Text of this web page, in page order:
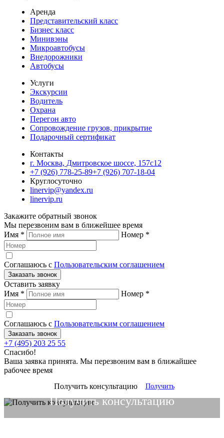
Аренда
Представительский класс
Бизнес класс
Минивэны
Микроавтобусы
Внедорожники
Автобусы
Услуги
Экскурсии
Водитель
Охрана
Перегон авто
Сопровождение грузов, прикрытие
Подарочный сертификат
Контакты
г. Москва, Дмитровское шоссе, 157c12
+7 (926) 778-25-89+7 (926) 707-18-04
Круглосуточно
linervip@yandex.ru
linervip.ru
Закажите обратный звонок
Мы перезвоним вам в ближейшее время
Имя * Номер *
Соглашаюсь с Пользовательским соглашением
Заказать звонок
Оставить заявку
Имя * Номер *
Соглашаюсь с Пользовательским соглашением
Заказать звонок
+7 (495) 203 25 55
Спасибо!
Ваша заявка принята. Мы перезвоним вам в ближайшее
рабочее время
Получить консультацию
Получить
Получить консультацию